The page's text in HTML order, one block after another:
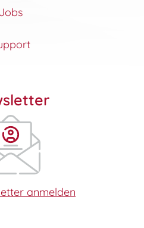
Jobs
anmelden